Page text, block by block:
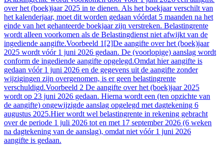
over het (boek)jaar 2025 in te dienen. Als het boekjaar verschilt van
het kalenderjaar, moet dit worden gedaan vóórdat 5 maanden na het
einde van het gehanteerde boekjaar zijn verstreken. Belastingrente
wordt alleen voorkomen als de Belastingdienst niet afwijkt van de
ingediende aangifte.Voorbeeld 1[2]De aangifte over het (boek)jaar
2025 wordt vóór 1 juni 2026 gedaan. De (voorlopige) aanslag wordt
conform de ingediende aangifte opgelegd.Omdat hier aangifte is
gedaan vóór 1 juni 2026 en de gegevens uit de aangifte zonder
wijzigingen zijn overgenomen, is er geen belastingrente
verschuldigd.Voorbeeld 2 De aangifte over het (boek)jaar 2025
wordt op 23 juni 2026 gedaan. Hierna wordt een (ten opzichte van
de aangifte) ongewijzigde aanslag opgelegd met dagtekening 6
augustus 2025.Hier wordt wel belastingrente in rekening gebracht
over de periode 1 juli 2026 tot en met 17 september 2026 (6 weken
na dagtekening van de aanslag), omdat niet vóór 1 juni 2026
aangifte is gedaan.